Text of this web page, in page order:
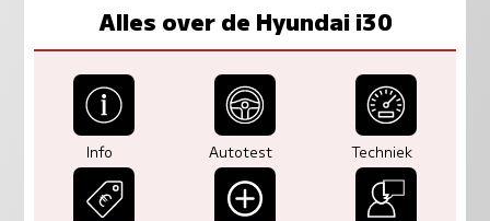
Alles over de Hyundai i30
Info Autotest Techniek